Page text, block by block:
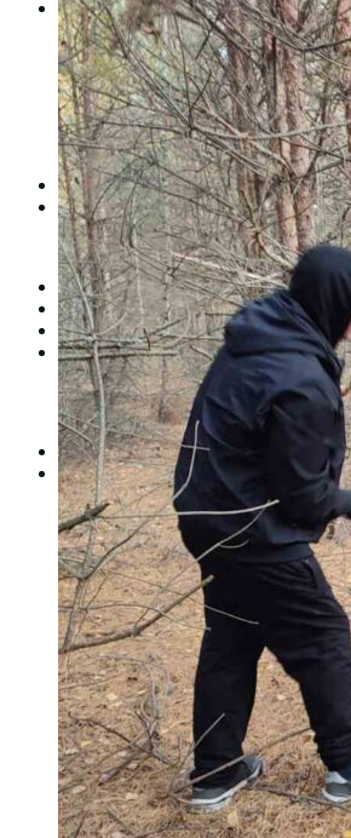
Студентам
Денна форма навчання
Заочна форма навчання
Студентська рада
Документація. Карантин
Документація. Воєнний стан
Центр кар’єри та
Центр дуальної освіти
Неформальна та інформальна
Вступникам
Міжнародне співробітництво
Міжнародне співробітництво
Міжнародне співробітництво для
Угоди та договори
Вісник
Контакти
Публічність
Кваліфікаційний центр МФК
Нормативно-правова база
Форма заяви здобувача
Перелік професій
Професійні стандарти
Майстри сервісних центрів
Про формальну, неформальну та